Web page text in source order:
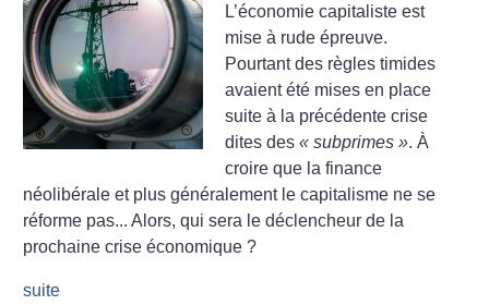
L’économie capitaliste est
mise à rude épreuve.
Pourtant des règles timides
avaient été mises en place
suite à la précédente crise
dites des« subprimes ». À
croire que la finance
néolibérale et plus généralement le capitalisme ne se
réforme pas... Alors, qui sera le déclencheur de la
prochaine crise économique ?
suite